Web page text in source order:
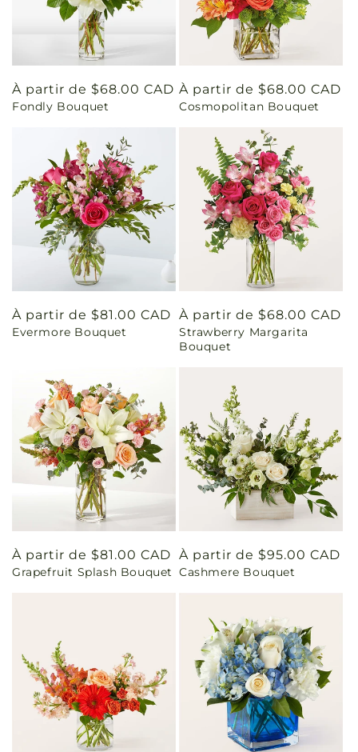
Prix
habituel
À partir de $68.00 CAD
Fondly Bouquet
Prix
habituel
À partir de $68.00 CAD
Cosmopolitan Bouquet
Prix
habituel
À partir de $81.00 CAD
Evermore Bouquet
Prix
habituel
À partir de $68.00 CAD
Strawberry Margarita
Bouquet
Prix
habituel
À partir de $81.00 CAD
Grapefruit Splash Bouquet
Prix
habituel
À partir de $95.00 CAD
Cashmere Bouquet